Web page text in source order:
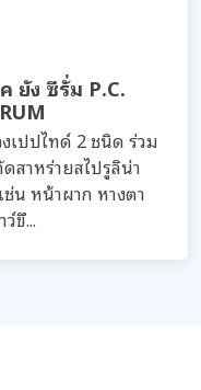
ยัง ซีรั่ม P.C.
เปปไทด์ 2 ชนิด ร่วม
สาหร่ายสไปรูลิน่า
น หน้าผาก หางตา
ขึ...